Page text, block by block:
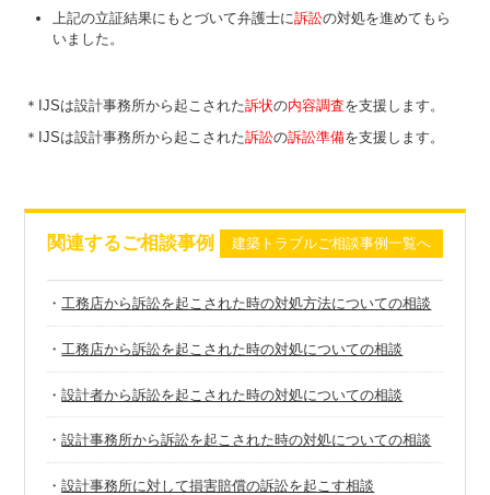
上記の立証結果にもとづいて弁護士に訴訟の対処を進めてもら
いました。
＊IJSは設計事務所から起こされた訴状の内容調査を支援します。
＊IJSは設計事務所から起こされた訴訟の訴訟準備を支援します。
関連するご相談事例 建築トラブルご相談事例一覧へ
・工務店から訴訟を起こされた時の対処方法についての相談
・ 工務店から訴訟を起こされた時の対処についての相談
・設計者から訴訟を起こされた時の対処についての相談
・設計事務所から訴訟を起こされた時の対処についての相談
・設計事務所に対して損害賠償の訴訟を起こす相談